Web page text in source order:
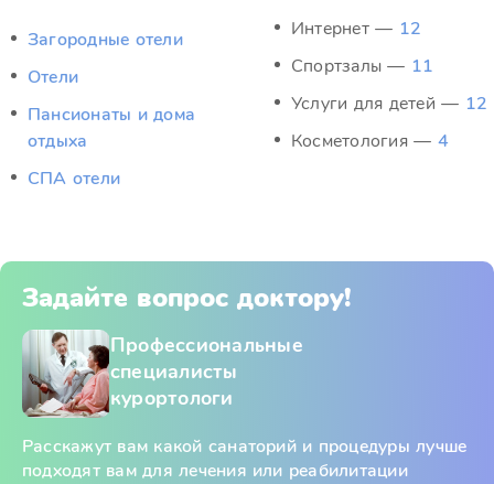
Загородные отели
Отели
Пансионаты и дома
отдыха
СПА отели
Интернет — 12
Спортзалы — 11
Услуги для детей — 12
Косметология — 4
Задайте вопрос доктору!
Профессиональные
специалисты
курортологи
Расскажут вам какой санаторий и процедуры лучше
подходят вам для лечения или реабилитации